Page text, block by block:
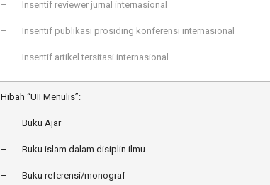
– Insentif reviewer jurnal internasional
– Insentif publikasi prosiding konferensi internasional
– Insentif artikel tersitasi internasional
Hibah “UII Menulis”:
– Buku Ajar
– Buku islam dalam disiplin ilmu
– Buku referensi/monograf